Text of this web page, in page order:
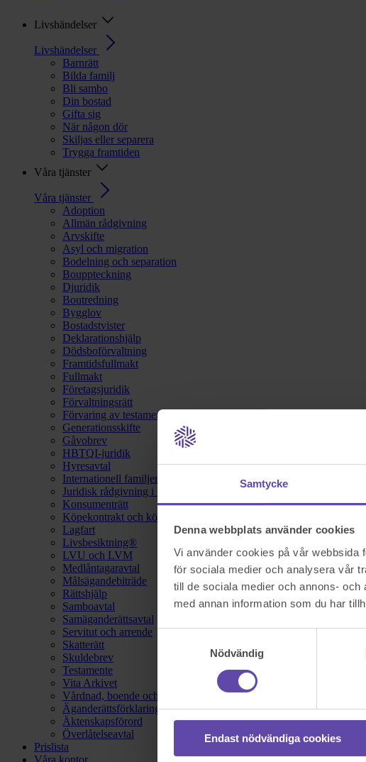
Samtycke
Denna webbplats använder cookies
Vi använder cookies på vår webbsida
för sociala medier och analysera vår
till de sociala medier och annons-
med annan information som du har
Nödvändig
Endast nödvändiga cookies
Livshändelser
Livshändelser
Barnrätt
Bilda familj
Bli sambo
Din bostad
Gifta sig
När någon dör
Skiljas eller separera
Trygga framtiden
Våra tjänster
Våra tjänster
Adoption
Allmän rådgivning
Arvskifte
Asyl och migration
Bodelning och separation
Bouppteckning
Djuridik
Boutredning
Bygglov
Bostadstvister
Deklarationshjälp
Dödsboförvaltning
Framtidsfullmakt
Fullmakt
Företagsjuridik
Förvaltningsrätt
Förvaring av testamente
Generationsskifte
Gåvobrev
HBTQI-juridik
Hyresavtal
Internationell familjerätt
Juridisk rådgivning i hemförsäkring
Konsumenträtt
Köpekontrakt och köpebrev
Lagfart
Livsbesiktning®
LVU och LVM
Medlåntagaravtal
Målsägandebiträde
Rättshjälp
Samboavtal
Samäganderättsavtal
Servitut och arrende
Skatterätt
Skuldebrev
Testamente
Vita Arkivet
Vårdnad, boende och umgänge
Äganderättsförklaring
Äktenskapsförord
Överlåtelseavtal
Prislista
Våra kontor